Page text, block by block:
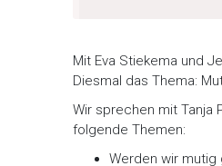
Mit Eva Stiekema und
Diesmal das Thema:
Wir sprechen mit Tanja
folgende Themen:
Werden wir mutig